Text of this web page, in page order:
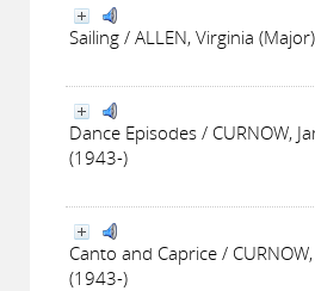
Sailing / ALLEN, Virginia (Major)
Dance Episodes / CURNOW,
(1943-)
Canto and Caprice /
(1943-)